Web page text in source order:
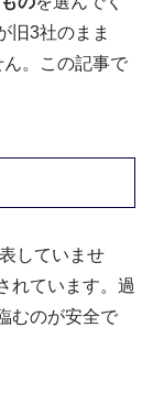
旧3社のまま
。この記事で
していませ
れています。過
むのが安全で